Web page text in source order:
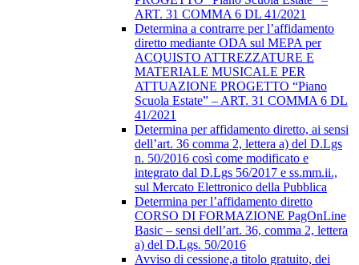
ART. 31 COMMA 6 DL 41/2021
Determina a contrarre per l’affidamento
diretto mediante ODA sul MEPA per
ACQUISTO ATTREZZATURE E
MATERIALE MUSICALE PER
ATTUAZIONE PROGETTO “Piano
Scuola Estate” – ART. 31 COMMA 6 DL
41/2021
Determina per affidamento diretto, ai sensi
dell’art. 36 comma 2, lettera a) del D.Lgs
n. 50/2016 così come modificato e
integrato dal D.Lgs 56/2017 e ss.mm.ii.,
sul Mercato Elettronico della Pubblica
Determina per l’affidamento diretto
CORSO DI FORMAZIONE PagOnLine
Basic – sensi dell’art. 36, comma 2, lettera
a) del D.Lgs. 50/2016
Avviso di cessione,a titolo gratuito, dei